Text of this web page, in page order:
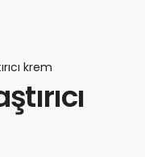
krem